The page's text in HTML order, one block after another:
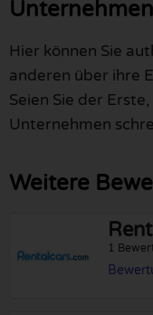
Unternehmen
Hier können Sie
anderen über ihre
Seien Sie der
Unternehmen
Weitere
1